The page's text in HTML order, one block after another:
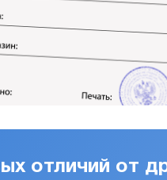
отличий от